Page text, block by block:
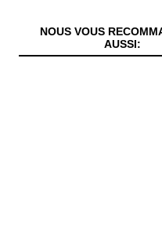
NOUS VOUS
AUSSI: